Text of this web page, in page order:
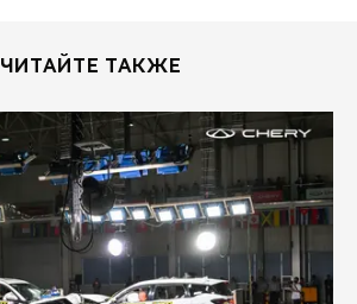
ЧИТАЙТЕ ТАКЖЕ